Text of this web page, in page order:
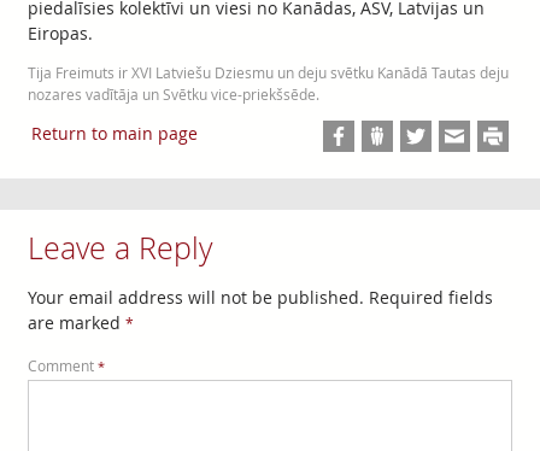
piedalīsies kolektīvi un viesi no Kanādas, ASV, Latvijas un
Eiropas.
Tija Freimuts ir XVI Latviešu Dziesmu un deju svētku Kanādā Tautas deju
nozares vadītāja un Svētku vice-priekšsēde.
Return to main page
Leave a Reply
Your email address will not be published. Required fields
are marked *
Comment *